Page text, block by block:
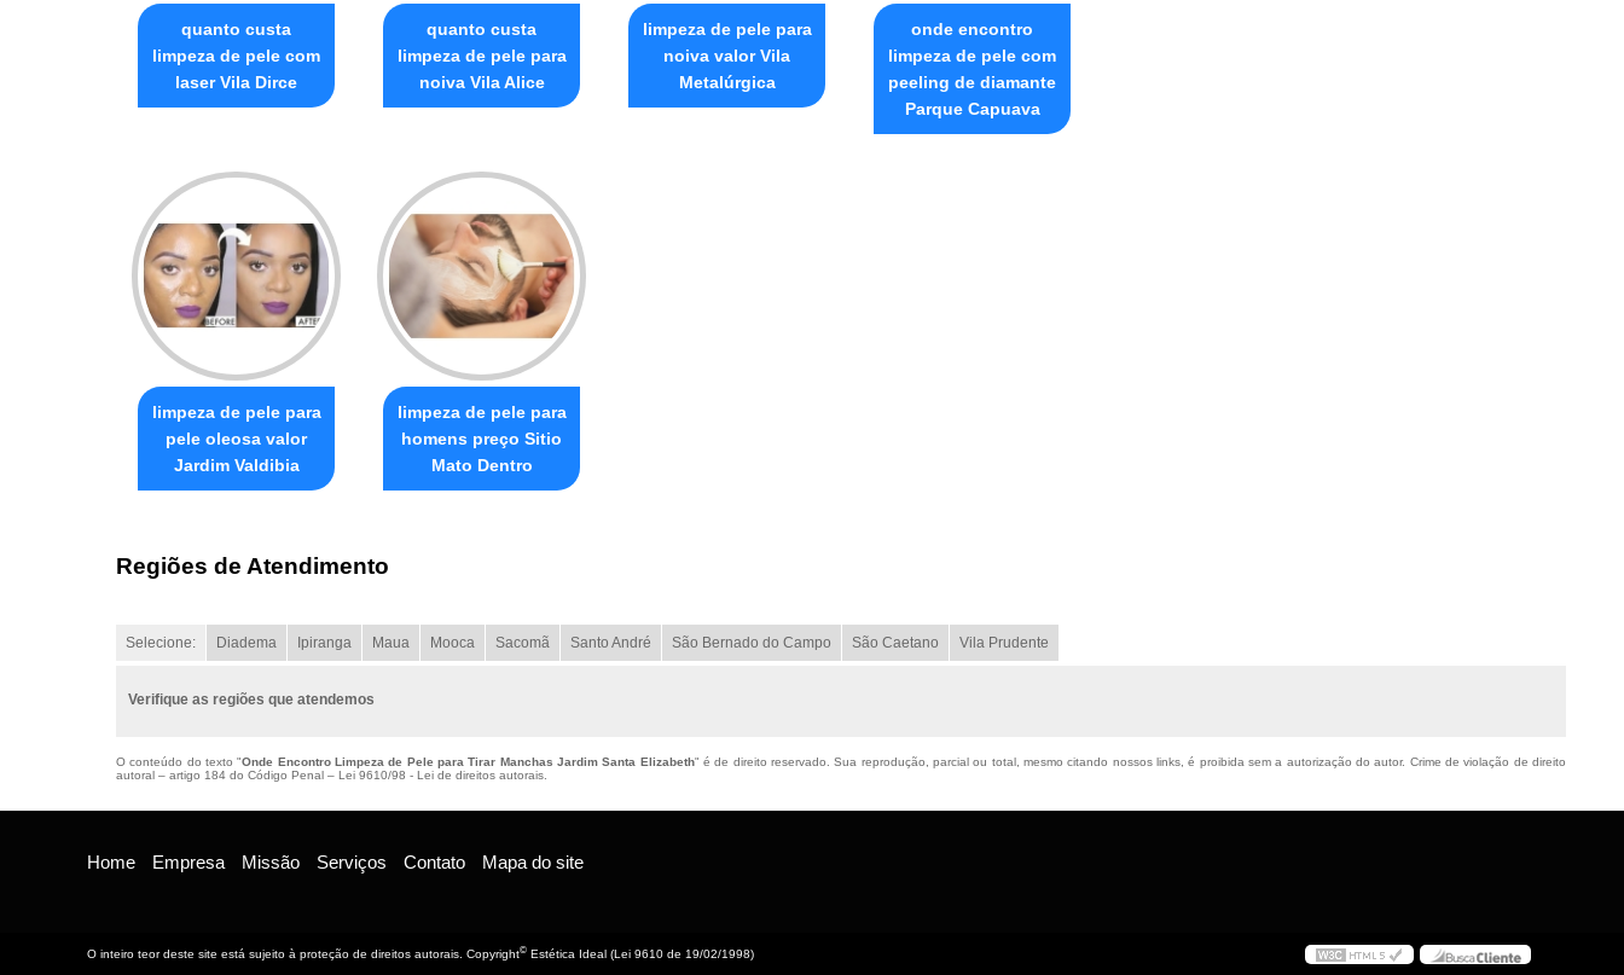
quanto custa
limpeza de pele com
laser Vila Dirce
quanto custa
limpeza de pele para
noiva Vila Alice
limpeza de pele para
noiva valor Vila
Metalúrgica
onde encontro
limpeza de pele com
peeling de diamante
Parque Capuava
limpeza de pele para
pele oleosa valor
Jardim Valdibia
limpeza de pele para
homens preço Sitio
Mato Dentro
Regiões de Atendimento
Selecione: Diadema Ipiranga Maua Mooca Sacomã Santo André São Bernado do Campo São Caetano Vila Prudente
Verifique as regiões que atendemos
O conteúdo do texto "Onde Encontro Limpeza de Pele para Tirar Manchas Jardim Santa Elizabeth" é de direito reservado. Sua reprodução, parcial ou total, mesmo citando nossos links, é proibida sem a autorização do autor. Crime de violação de direito
autoral – artigo 184 do Código Penal – Lei 9610/98 - Lei de direitos autorais
Home Empresa Missão Serviços Contato Mapa do site
O inteiro teor deste site está sujeito à proteção de direitos autorais. Copyright© Estética Ideal (Lei 9610 de 19/02/1998)